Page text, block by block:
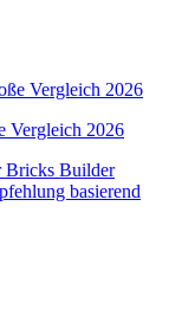
Vergleich 2026
Bricks Builder
basierend